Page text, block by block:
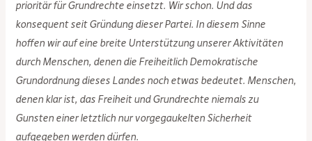
prioritär für Grundrechte einsetzt. Wir schon. Und das
konsequent seit Gründung dieser Partei. In diesem Sinne
hoffen wir auf eine breite Unterstützung unserer Aktivitäten
durch Menschen, denen die Freiheitlich Demokratische
Grundordnung dieses Landes noch etwas bedeutet. Menschen,
denen klar ist, das Freiheit und Grundrechte niemals zu
Gunsten einer letztlich nur vorgegaukelten Sicherheit
aufgegeben werden dürfen.